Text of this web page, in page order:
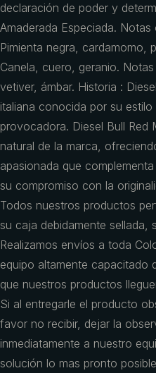
declaración de poder y
Amaderada Especiada.
Pimienta negra, cardamomo,
Canela, cuero, geranio.
vetiver, ámbar. Historia :
italiana conocida por su
provocadora. Diesel Bull Red
natural de la marca,
apasionada que
su compromiso con la
Todos nuestros productos
su caja debidamente sellada,
Realizamos envíos a toda
equipo altamente capacitado
que nuestros productos
Si al entregarle el producto
favor no recibir, dejar la
inmediatamente a nuestro
solución lo mas pronto